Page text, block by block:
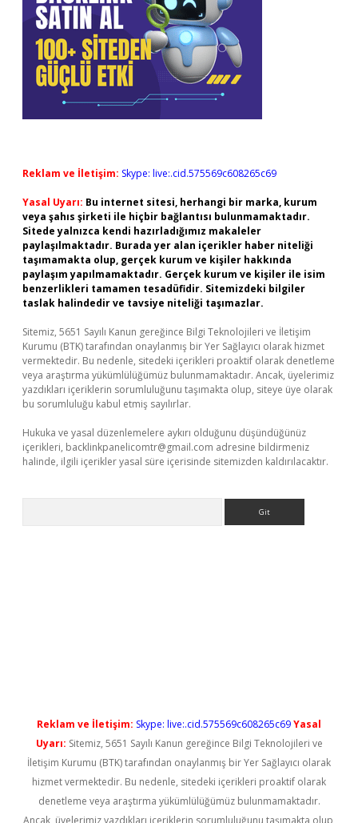
Reklam ve İletişim: Skype: live:.cid.575569c608265c69
Yasal Uyarı: Bu internet sitesi, herhangi bir marka, kurum
veya şahıs şirketi ile hiçbir bağlantısı bulunmamaktadır.
Sitede yalnızca kendi hazırladığımız makaleler
paylaşılmaktadır. Burada yer alan içerikler haber niteliği
taşımamakta olup, gerçek kurum ve kişiler hakkında
paylaşım yapılmamaktadır. Gerçek kurum ve kişiler ile isim
benzerlikleri tamamen tesadüfidir. Sitemizdeki bilgiler
taslak halindedir ve tavsiye niteliği taşımazlar.
Sitemiz, 5651 Sayılı Kanun gereğince Bilgi Teknolojileri ve İletişim
Kurumu (BTK) tarafından onaylanmış bir Yer Sağlayıcı olarak hizmet
vermektedir. Bu nedenle, sitedeki içerikleri proaktif olarak denetleme
veya araştırma yükümlülüğümüz bulunmamaktadır. Ancak, üyelerimiz
yazdıkları içeriklerin sorumluluğunu taşımakta olup, siteye üye olarak
bu sorumluluğu kabul etmiş sayılırlar.
Hukuka ve yasal düzenlemelere aykırı olduğunu düşündüğünüz
içerikleri, backlinkpanelicomtr@gmail.com adresine bildirmeniz
halinde, ilgili içerikler yasal süre içerisinde sitemizden kaldırılacaktır.
Reklam ve İletişim: Skype: live:.cid.575569c608265c69Yasal
Uyarı: Sitemiz, 5651 Sayılı Kanun gereğince Bilgi Teknolojileri ve
İletişim Kurumu (BTK) tarafından onaylanmış bir Yer Sağlayıcı olarak
hizmet vermektedir. Bu nedenle, sitedeki içerikleri proaktif olarak
denetleme veya araştırma yükümlülüğümüz bulunmamaktadır.
Ancak, üyelerimiz yazdıkları içeriklerin sorumluluğunu taşımakta olup,